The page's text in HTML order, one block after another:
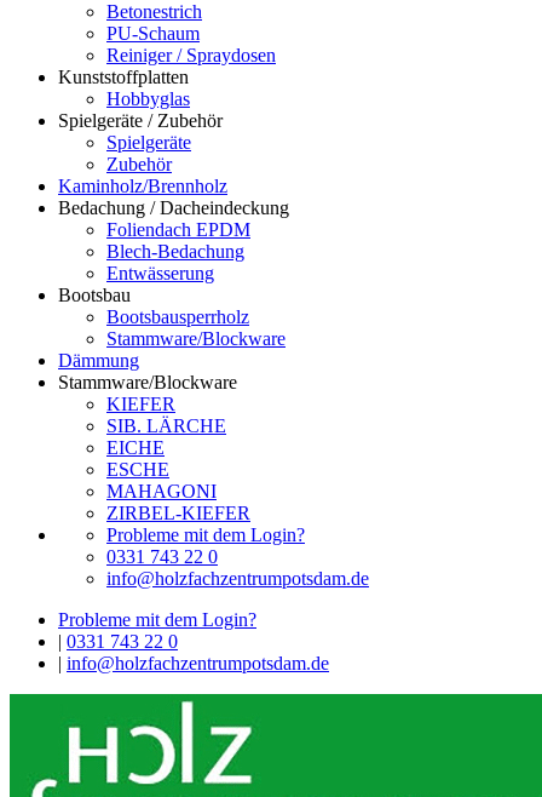
Betonestrich
PU-Schaum
Reiniger / Spraydosen
Kunststoffplatten
Hobbyglas
Spielgeräte / Zubehör
Spielgeräte
Zubehör
Kaminholz/Brennholz
Bedachung / Dacheindeckung
Foliendach EPDM
Blech-Bedachung
Entwässerung
Bootsbau
Bootsbausperrholz
Stammware/Blockware
Dämmung
Stammware/Blockware
KIEFER
SIB. LÄRCHE
EICHE
ESCHE
MAHAGONI
ZIRBEL-KIEFER
Probleme mit dem Login?
0331 743 22 0
info@holzfachzentrumpotsdam.de
Probleme mit dem Login?
| 0331 743 22 0
| info@holzfachzentrumpotsdam.de